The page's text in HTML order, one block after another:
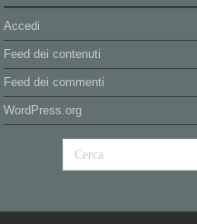
Accedi
Feed dei contenuti
Feed dei commenti
WordPress.org